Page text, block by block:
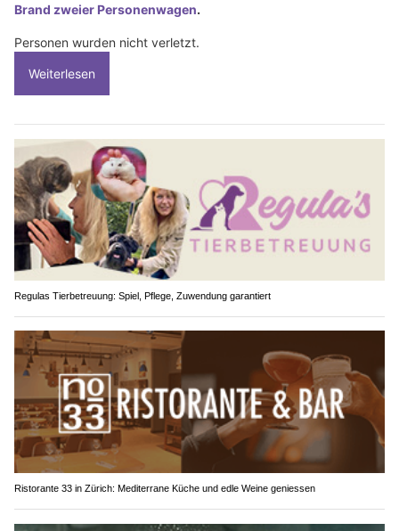
Brand zweier Personenwagen.
Personen wurden nicht verletzt.
Weiterlesen
Regulas Tierbetreuung: Spiel, Pflege, Zuwendung garantiert
Ristorante 33 in Zürich: Mediterrane Küche und edle Weine geniessen